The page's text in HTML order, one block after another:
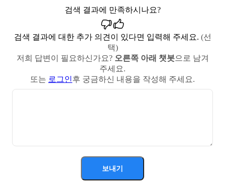
검색 결과에 만족하시나요?
검색 결과에 대한 추가 의견이 있다면 입력해 주세요. (선
택)
저희 답변이 필요하신가요? 오른쪽 아래 챗봇으로 남겨
주세요.
또는 로그인후 궁금하신 내용을 작성해 주세요.
보내기